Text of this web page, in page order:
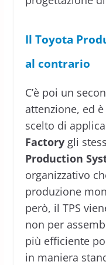
Il Toyota
al contrario
C’è poi un
attenzione, ed
scelto di
Factorygli
Production
organizzativo
produzione
però, il TPS
non per
più efficiente
in maniera